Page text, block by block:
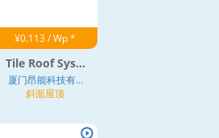
¥0.113 / Wp *
Tile Roof Sys...
厦门昂能科技有...
斜面屋顶